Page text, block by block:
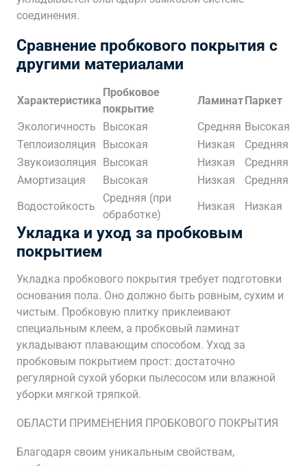
соединения.
Сравнение пробкового покрытия с
другими материалами
Характеристика
Пробковое
покрытие
ЛаминатПаркет
Экологичность
Высокая Средняя Высокая
Теплоизоляция
Высокая Низкая
Средняя
Звукоизоляция Высокая Низкая
Средняя
Амортизация
Высокая Низкая
Средняя
Водостойкость
Средняя (при
обработке)
Низкая Низкая
Укладка и уход за пробковым
покрытием
Укладка пробкового покрытия требует подготовки
основания пола. Оно должно быть ровным, сухим и
чистым. Пробковую плитку приклеивают
специальным клеем, а пробковый ламинат
укладывают плавающим способом. Уход за
пробковым покрытием прост: достаточно
регулярной сухой уборки пылесосом или влажной
уборки мягкой тряпкой.
ОБЛАСТИ ПРИМЕНЕНИЯ ПРОБКОВОГО ПОКРЫТИЯ
Благодаря своим уникальным свойствам,